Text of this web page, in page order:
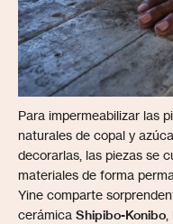
Para impermeabilizar las
naturales de copal y
decorarlas, las piezas se
materiales de forma
Yine comparte
cerámica Shipibo-Konibo